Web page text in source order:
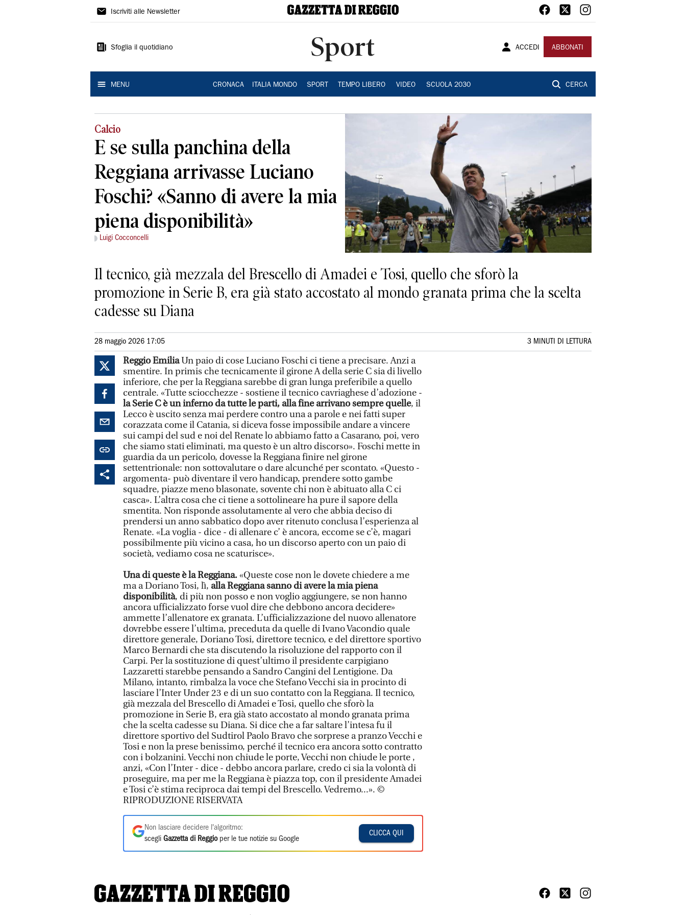
Gazzetta
Reggio
Iscriviti alle Newsletter
Sfoglia il quotidiano Sport ACCEDI ABBONATI
MENU CRONACA ITALIA MONDO SPORT TEMPO LIBERO VIDEO SCUOLA 2030 CERCA
Calcio
E se sulla panchina della
Reggiana arrivasse Luciano
Foschi? «Sanno di avere la mia
piena disponibilità»
Luigi Cocconcelli
Il tecnico, già mezzala del Brescello di Amadei e Tosi, quello che sforò la
promozione in Serie B, era già stato accostato al mondo granata prima che la scelta
cadesse su Diana
28 maggio 2026 17:05 3 MINUTI DI LETTURA
Reggio EmiliaUn paio di cose Luciano Foschi ci tiene a precisare. Anzi a
smentire. In primis che tecnicamente il girone A della serie C sia di livello
inferiore, che per la Reggiana sarebbe di gran lunga preferibile a quello
centrale. «Tutte sciocchezze - sostiene il tecnico cavriaghese d’adozione -
la Serie C è un inferno da tutte le parti, alla fine arrivano sempre quelle, il
Lecco è uscito senza mai perdere contro una a parole e nei fatti super
corazzata come il Catania, si diceva fosse impossibile andare a vincere
sui campi del sud e noi del Renate lo abbiamo fatto a Casarano, poi, vero
che siamo stati eliminati, ma questo è un altro discorso». Foschi mette in
guardia da un pericolo, dovesse la Reggiana finire nel girone
settentrionale: non sottovalutare o dare alcunché per scontato. «Questo -
argomenta- può diventare il vero handicap, prendere sotto gambe
squadre, piazze meno blasonate, sovente chi non è abituato alla C ci
casca». L’altra cosa che ci tiene a sottolineare ha pure il sapore della
smentita. Non risponde assolutamente al vero che abbia deciso di
prendersi un anno sabbatico dopo aver ritenuto conclusa l’esperienza al
Renate. «La voglia - dice - di allenare c’ è ancora, eccome se c’è, magari
possibilmente più vicino a casa, ho un discorso aperto con un paio di
società, vediamo cosa ne scaturisce».
Una di queste è la Reggiana.«Queste cose non le dovete chiedere a me
ma a Doriano Tosi, lì, alla Reggiana sanno di avere la mia piena
disponibilità, di più non posso e non voglio aggiungere, se non hanno
ancora ufficializzato forse vuol dire che debbono ancora decidere»
ammette l’allenatore ex granata. L’ufficializzazione del nuovo allenatore
dovrebbe essere l’ultima, preceduta da quelle di Ivano Vacondio quale
direttore generale, Doriano Tosi, direttore tecnico, e del direttore sportivo
Marco Bernardi che sta discutendo la risoluzione del rapporto con il
Carpi. Per la sostituzione di quest’ultimo il presidente carpigiano
Lazzaretti starebbe pensando a Sandro Cangini del Lentigione. Da
Milano, intanto, rimbalza la voce che Stefano Vecchi sia in procinto di
lasciare l’Inter Under 23 e di un suo contatto con la Reggiana. Il tecnico,
già mezzala del Brescello di Amadei e Tosi, quello che sforò la
promozione in Serie B, era già stato accostato al mondo granata prima
che la scelta cadesse su Diana. Si dice che a far saltare l’intesa fu il
direttore sportivo del Sudtirol Paolo Bravo che sorprese a pranzo Vecchi e
Tosi e non la prese benissimo, perché il tecnico era ancora sotto contratto
con i bolzanini. Vecchi non chiude le porte, Vecchi non chiude le porte ,
anzi, «Con l’Inter - dice - debbo ancora parlare, credo ci sia la volontà di
proseguire, ma per me la Reggiana è piazza top, con il presidente Amadei
e Tosi c’è stima reciproca dai tempi del Brescello. Vedremo...». ©
RIPRODUZIONE RISERVATA
Non lasciare decidere l'algoritmo:
scegli Gazzetta di Reggioper le tue notizie su Google
CLICCA QUI